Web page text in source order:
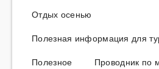
Отдых осенью
Полезная информация для
Полезное
Проводник по